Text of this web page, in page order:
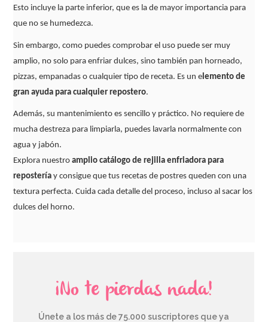
Esto incluye la parte inferior, que es la de mayor importancia para
que no se humedezca.
Sin embargo, como puedes comprobar el uso puede ser muy
amplio, no solo para enfriar dulces, sino también pan horneado,
pizzas, empanadas o cualquier tipo de receta. Es un e lemento de
gran ayuda para cualquier repostero.
Además, su mantenimiento es sencillo y práctico. No requiere de
mucha destreza para limpiarla, puedes lavarla normalmente con
agua y jabón.
Explora nuestroamplio catálogo de rejilla enfriadora para
repostería y consigue que tus recetas de postres queden con una
textura perfecta. Cuida cada detalle del proceso, incluso al sacar los
dulces del horno.
¡No te pierdas nada!
Únete a los más de 75.000 suscriptores que ya